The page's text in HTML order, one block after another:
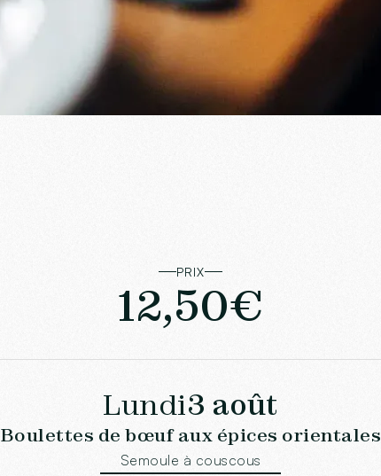
PRIX
12,50€
Lundi3 août
Boulettes de bœuf aux épices orientales
Semoule à couscous